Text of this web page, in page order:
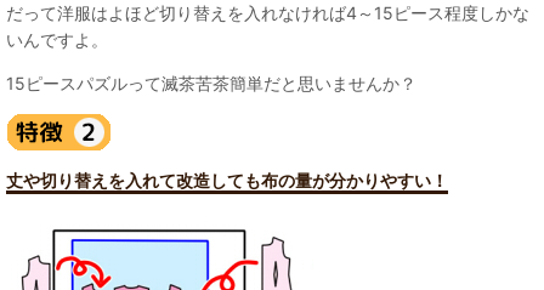
だって洋服はよほど切り替えを入れなければ4～15ピース程度しかな
いんですよ。
15ピースパズルって滅茶苦茶簡単だと思いませんか？
丈や切り替えを入れて改造しても布の量が分かりやすい！